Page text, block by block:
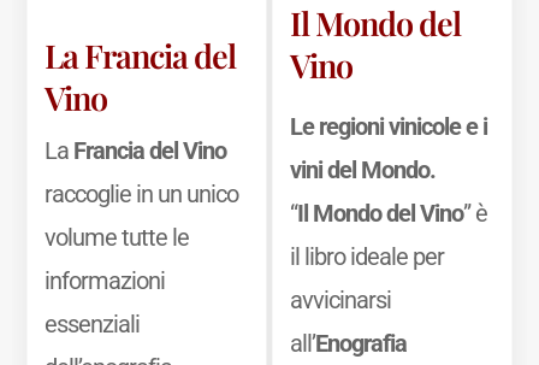
La Francia del
Vino
La Francia del Vino
raccoglie in un unico
volume tutte le
informazioni
essenziali
Il Mondo del
Vino
Le regioni vinicole e i
vini del Mondo.
“Il Mondo del Vino” è
il libro ideale per
avvicinarsi
all’Enografia